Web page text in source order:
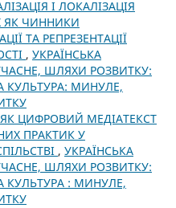
І ЛОКАЛІЗАЦІЯ
ЯК ЧИННИКИ
ТА РЕПРЕЗЕНТАЦІЇ
, УКРАЇНСЬКА
ШЛЯХИ РОЗВИТКУ:
КУЛЬТУРА: МИНУЛЕ,
ЦИФРОВИЙ МЕДІАТЕКСТ
ПРАКТИК У
, УКРАЇНСЬКА
ШЛЯХИ РОЗВИТКУ:
КУЛЬТУРА : МИНУЛЕ,